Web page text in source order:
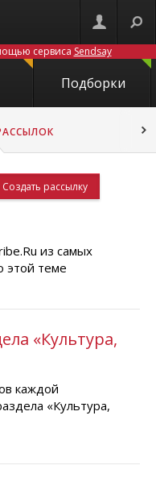
сервиса Sendsay
Подборки
Создать рассылку
из самых
этой теме
«Культура,
каждой
«Культура,